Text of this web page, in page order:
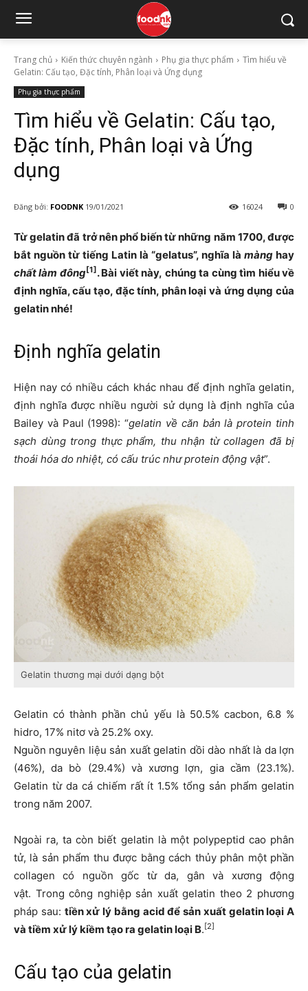
Trang chủ Kiến thức chuyên ngành Phụ gia thực phẩm
Tìm hiểu về
Gelatin: Cấu tạo, Đặc tính, Phân loại và Ứng dụng
Phụ gia thực phẩm
Tìm hiểu về Gelatin: Cấu tạo,
Đặc tính, Phân loại và Ứng
dụng
Đăng bởi: FOODNK 19/01/2021 0
16024
Từ gelatin đã trở nên phổ biến từ những năm 1700, được
bắt nguồn từ tiếng Latin là “gelatus”, nghĩa là màng hay
chất làm đông[1] . Bài viết này, chúng ta cùng tìm hiểu về
định nghĩa, cấu tạo, đặc tính, phân loại và ứng dụng của
gelatin nhé!
Định nghĩa gelatin
Hiện nay có nhiều cách khác nhau để định nghĩa gelatin,
định nghĩa được nhiều người sử dụng là định nghĩa của
Bailey và Paul (1998): “gelatin về căn bản là protein tinh
sạch dùng trong thực phẩm, thu nhận từ collagen đã bị
thoái hóa do nhiệt, có cấu trúc như protein động vật”.
Gelatin thương mại dưới dạng bột
Gelatin có thành phần chủ yếu là 50.5% cacbon, 6.8 %
hidro, 17% nitơ và 25.2% oxy.
Nguồn nguyên liệu sản xuất gelatin dồi dào nhất là da lợn
(46%), da bò (29.4%) và xương lợn, gia cầm (23.1%).
Gelatin từ da cá chiếm rất ít 1.5% tổng sản phẩm gelatin
trong năm 2007.
Ngoài ra, ta còn biết gelatin là một polypeptid cao phân
tử, là sản phẩm thu được bằng cách thủy phân một phần
collagen có nguồn gốc từ da, gân và xương động
vật. Trong công nghiệp sản xuất gelatin theo 2 phương
pháp sau: tiền xử lý bằng acid để sản xuất gelatin loại A
và tiềm xử lý kiềm tạo ra gelatin loại B. [2]
Cấu tạo của gelatin